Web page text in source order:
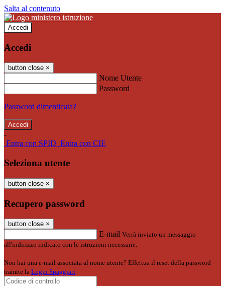
Salta al contenuto
Accedi
Accedi
button close ×
Nome Utente
Password
Password dimenticata?
-
Entra con SPID Entra con CIE
Seleziona utente
button close ×
Recupero password
button close ×
E-mail Verrà inviato un messaggio
all'indirizzo indicato con le istruzioni necessarie.
Non hai una e-mail associata al nome utente? Effettua il reset della password
tramite la Login Spaggiari